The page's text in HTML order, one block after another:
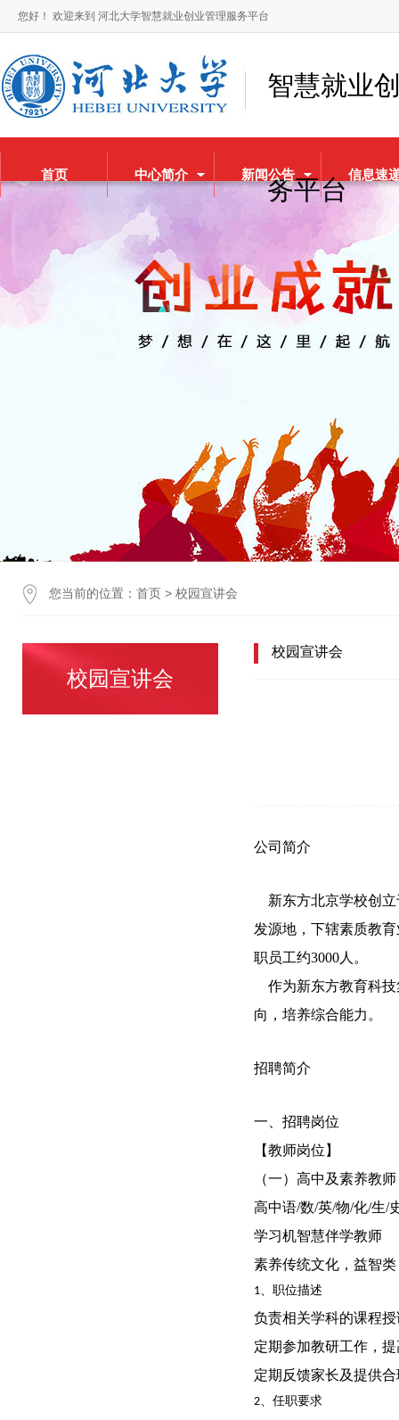
您好！ 欢迎来到 河北大学智慧就业创业管理服务平台
智慧就业
务平台
首页 中心简介 新闻公告 信息速
您当前的位置： 首页 > 校园宣讲会
校园宣讲会
校园宣讲会
公司简介
新东方北京学校创立
发源地，下辖素质教
职员工约3000人。
作为新东方教育科技
向，培养综合能力。
招聘简介
一、招聘岗位
【教师岗位】
（一）高中及素养教师
高中语/数/英/物/化/生/
学习机智慧伴学教师
素养传统文化，益智
1、职位描述
负责相关学科的课程
定期参加教研工作，
定期反馈家长及提供
2、任职要求